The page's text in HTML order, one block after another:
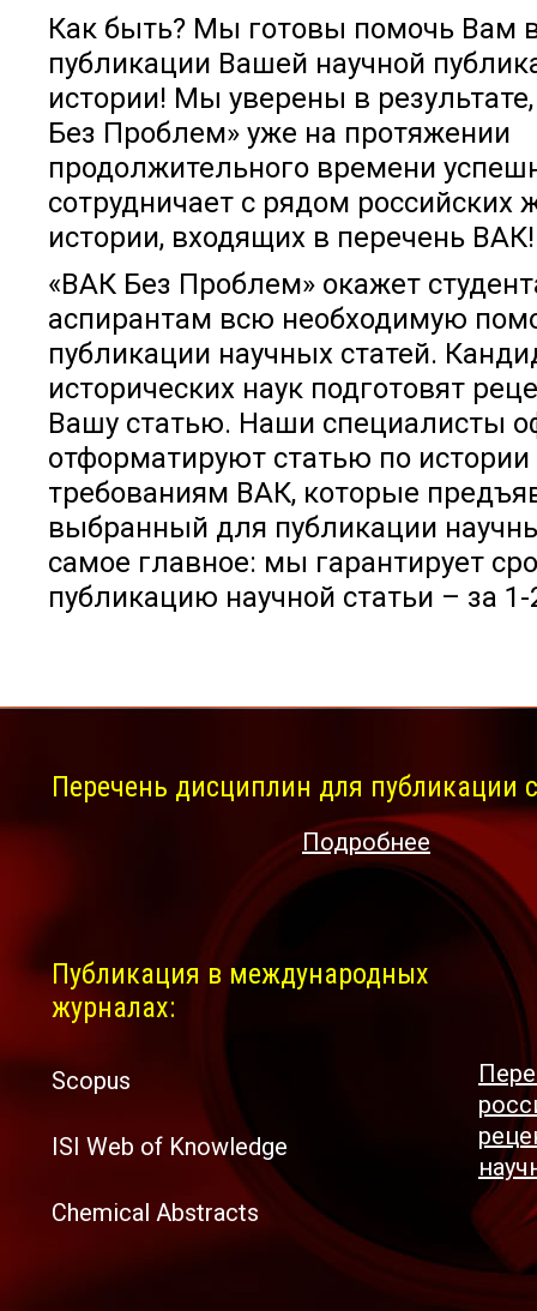
Как быть? Мы готовы помочь Вам
публикации Вашей научной
истории! Мы уверены в
Без Проблем» уже на протяжении
продолжительного времени
сотрудничает с рядом российских
истории, входящих в перечень ВАК!
«ВАК Без Проблем» окажет
аспирантам всю необходимую
публикации научных статей.
исторических наук подготовят
Вашу статью. Наши специалисты
отформатируют статью по истории
требованиям ВАК, которые
выбранный для публикации
самое главное: мы гарантирует
публикацию научной статьи – за
Перечень дисциплин для публикации
Подробнее
Публикация в международных
журналах:
Scopus
ISI Web of Knowledge
Chemical Abstracts